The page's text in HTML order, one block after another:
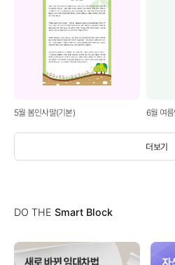
더보기
5월 봄인사말(기본) 6월 여
DO THE Smart Block